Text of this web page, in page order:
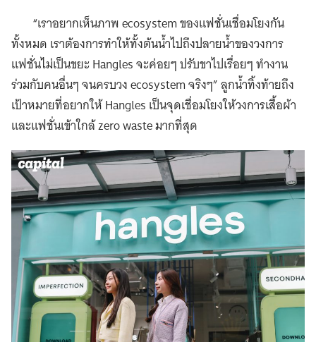
“เราอยากเห็นภาพ ecosystem ของแฟชั่นเชื่อมโยงกัน
ทั้งหมด เราต้องการทำให้ทั้งต้นน้ำไปถึงปลายน้ำของวงการ
แฟชั่นไม่เป็นขยะ Hangles จะค่อยๆ ปรับขาไปเรื่อยๆ ทำงาน
ร่วมกับคนอื่นๆ จนครบวง ecosystem จริงๆ” ลูกน้ำทิ้งท้ายถึง
เป้าหมายที่อยากให้ Hangles เป็นจุดเชื่อมโยงให้วงการเสื้อผ้า
และแฟชั่นเข้าใกล้ zero waste มากที่สุด